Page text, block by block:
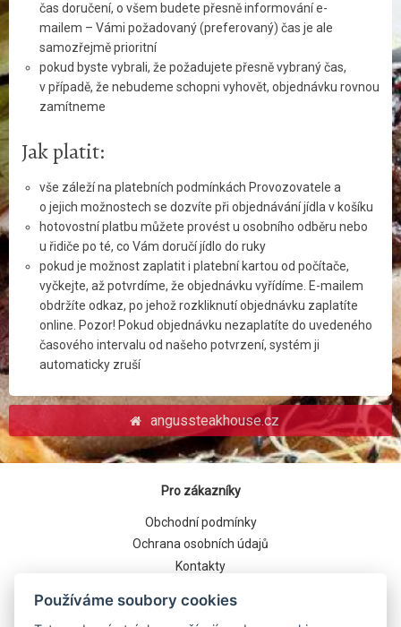
čas doručení, o všem budete přesně informování e-
mailem – Vámi požadovaný (preferovaný) čas je ale
samozřejmě prioritní
pokud byste vybrali, že požadujete přesně vybraný čas,
v případě, že nebudeme schopni vyhovět, objednávku rovnou
zamítneme
Jak platit:
vše záleží na platebních podmínkách Provozovatele a
o jejich možnostech se dozvíte při objednávání jídla v košíku
hotovostní platbu můžete provést u osobního odběru nebo
u řidiče po té, co Vám doručí jídlo do ruky
pokud je možnost zaplatit i platební kartou od počítače,
vyčkejte, až potvrdíme, že objednávku vyřídíme. E-mailem
obdržíte odkaz, po jehož rozkliknutí objednávku zaplatíte
online. Pozor! Pokud objednávku nezaplatíte do uvedeného
časového intervalu od našeho potvrzení, systém ji
automaticky zruší
angussteakhouse.cz
Pro zákazníky
Obchodní podmínky
Ochrana osobních údajů
Kontakty
Nejčastější dotazy
Používáme soubory cookies